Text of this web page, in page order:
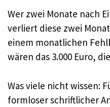
Wer zwei Monate nach
verliert diese zwei
einem monatlichen
wären das 3.000 Euro,
Was viele nicht wissen:
formloser schriftlicher